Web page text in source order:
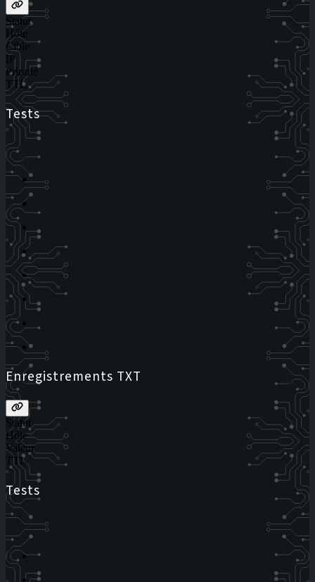
Statut
Hôte
Cible
IP
Priorité
TTL
Tests
Enregistrements TXT
Statut
Hôte
Valeur
TTL
Tests